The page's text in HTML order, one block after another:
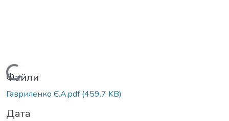
Вантажиться...
Файли
Гавриленко Є.А.pdf(459.7 KB)
Дата